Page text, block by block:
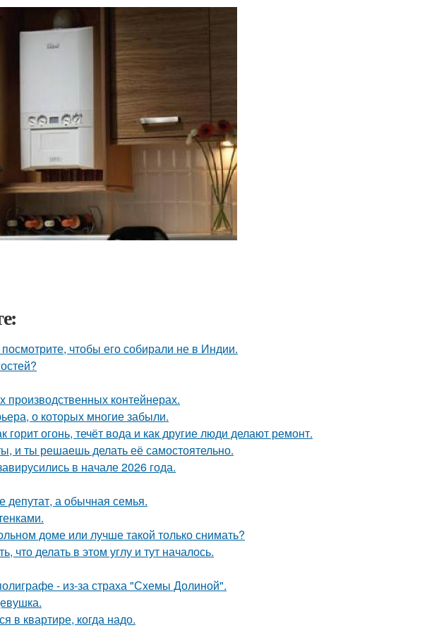
чтобы его собирали не в Индии.
производственных контейнерах.
о которых многие забыли.
огонь, течёт вода и как другие люди делают ремонт.
и ты решаешь делать её самостоятельно.
в начале 2026 года.
депутат, а обычная семья.
доме или лучше такой только снимать?
что делать в этом углу и тут началось.
- из-за страха "Схемы Долиной".
в квартире, когда надо.